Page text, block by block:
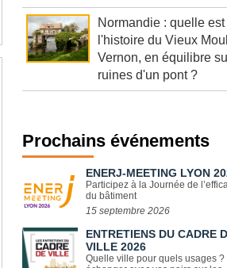
Normandie : quelle est
l'histoire du Vieux
Vernon, en équilibre
ruines d'un pont ?
Prochains événements
ENERJ-MEETING LYON
Participez à la Journée de
du bâtiment
15 septembre 2026
ENTRETIENS DU CADRE
VILLE 2026
Quelle ville pour quels usages ?